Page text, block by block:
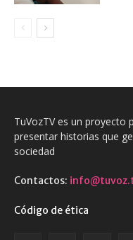
TuVozTV es un proyecto
presentar historias que
sociedad
Contactos:
Código de ética